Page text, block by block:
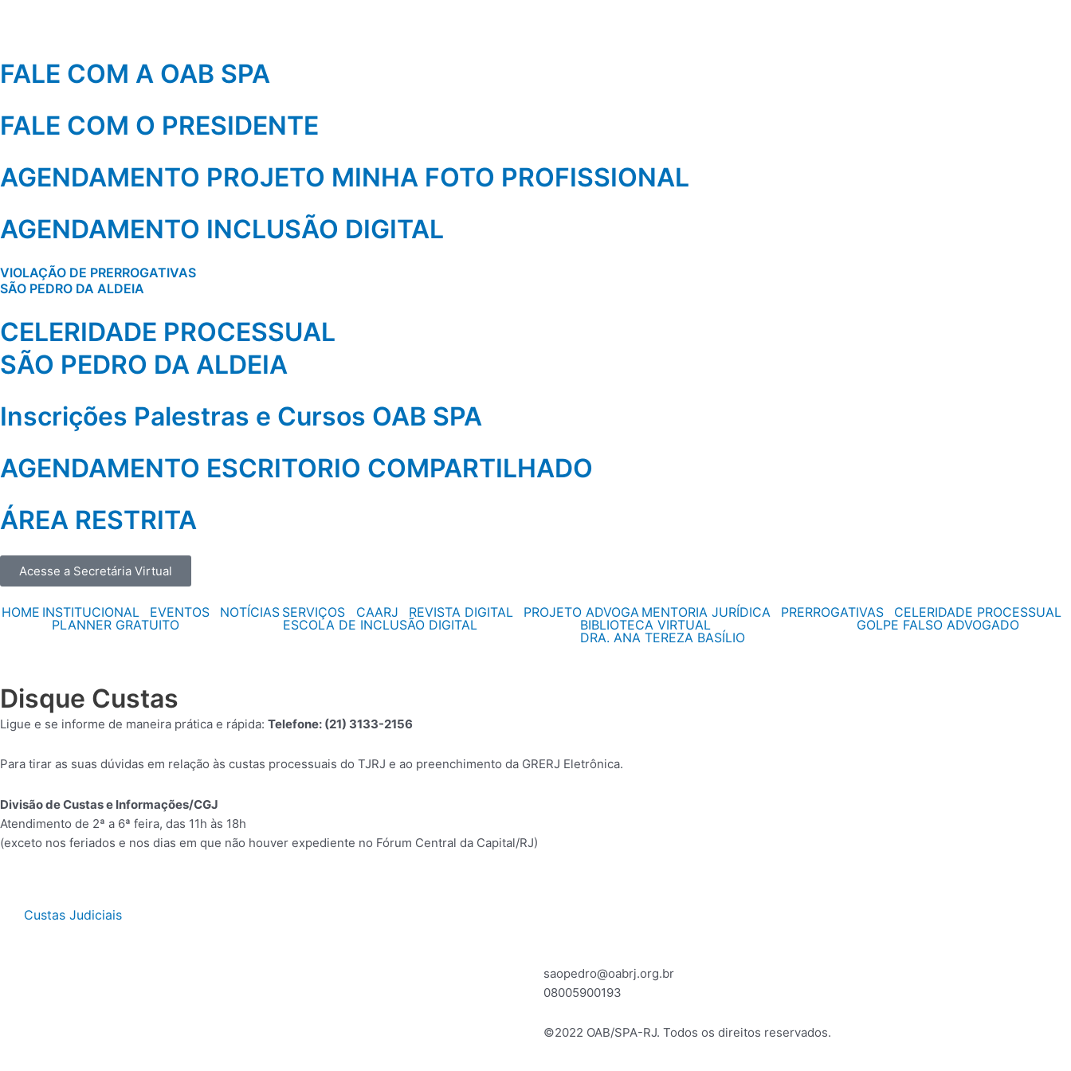
FALE COM A OAB SPA
FALE COM O PRESIDENTE
AGENDAMENTO PROJETO MINHA FOTO PROFISSIONAL
AGENDAMENTO INCLUSÃO DIGITAL
VIOLAÇÃO DE PRERROGATIVAS
SÃO PEDRO DA ALDEIA
CELERIDADE PROCESSUAL
SÃO PEDRO DA ALDEIA
Inscrições Palestras e Cursos OAB SPA
AGENDAMENTO ESCRITORIO COMPARTILHADO
ÁREA RESTRITA
Acesse a Secretária Virtual
HOME INSTITUCIONAL EVENTOS NOTÍCIAS SERVIÇOS CAARJ REVISTA DIGITAL PROJETO ADVOGA MENTORIA JURÍDICA PRERROGATIVAS
CELERIDADE PROCESSUAL
PLANNER GRATUITO
ESCOLA DE INCLUSÃO DIGITAL
BIBLIOTECA VIRTUAL
DRA. ANA TEREZA BASÍLIO
GOLPE FALSO ADVOGADO
Disque Custas
Ligue e se informe de maneira prática e rápida: Telefone: (21) 3133-2156
Para tirar as suas dúvidas em relação às custas processuais do TJRJ e ao preenchimento da GRERJ Eletrônica.
Divisão de Custas e Informações/CGJ
Atendimento de 2ª a 6ª feira, das 11h às 18h
(exceto nos feriados e nos dias em que não houver expediente no Fórum Central da Capital/RJ)
Custas Judiciais
saopedro@oabrj.org.br
08005900193
©2022 OAB/SPA-RJ. Todos os direitos reservados.